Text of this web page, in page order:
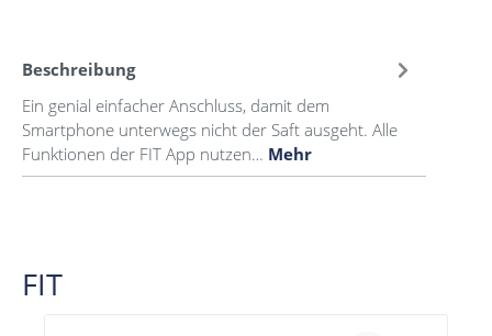
Beschreibung
Ein genial einfacher Anschluss, damit dem
Smartphone unterwegs nicht der Saft ausgeht. Alle
Funktionen der FIT App nutzen… Mehr
FIT